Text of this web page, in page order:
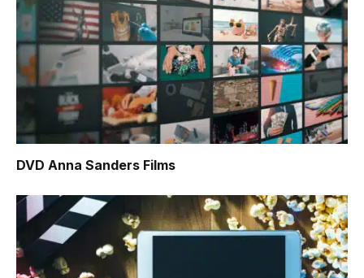
DVD Anna Sanders Films